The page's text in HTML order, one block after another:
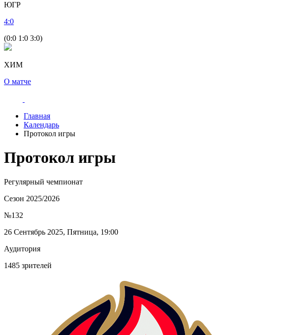
ЮГР
4:0
(0:0 1:0 3:0)
ХИМ
О матче
Главная
Календарь
Протокол игры
Протокол игры
Регулярный чемпионат
Сезон 2025/2026
№132
26 Сентябрь 2025, Пятница, 19:00
Аудитория
1485 зрителей